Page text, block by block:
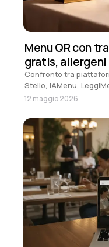
Menu QR con
gratis,
Confronto tra
Stello, IAMenu,
ristoranti turistici,
12 maggio 2026